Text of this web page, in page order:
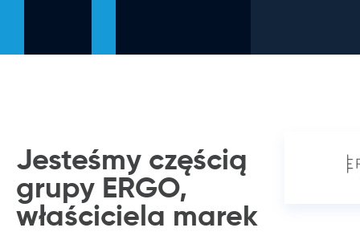
Jesteśmy częścią
grupy ERGO,
właściciela marek